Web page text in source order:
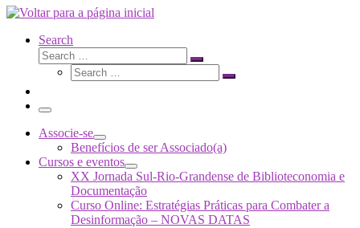
Search
Search
Search
Search
Search
Menu
Associe-se
Benefícios de ser Associado(a)
Cursos e eventos
XX Jornada Sul-Rio-Grandense de Biblioteconomia e
Documentação
Curso Online: Estratégias Práticas para Combater a
Desinformação – NOVAS DATAS